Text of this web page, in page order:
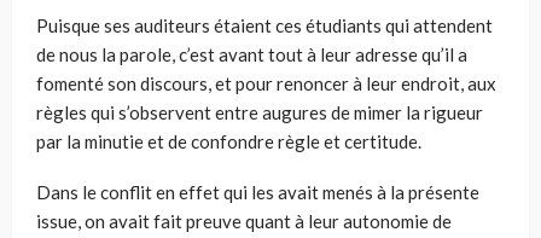
Puisque ses auditeurs étaient ces étudiants qui attendent
de nous la parole, c’est avant tout à leur adresse qu’il a
fomenté son discours, et pour renoncer à leur endroit, aux
règles qui s’observent entre augures de mimer la rigueur
par la minutie et de confondre règle et certitude.
Dans le conflit en effet qui les avait menés à la présente
issue, on avait fait preuve quant à leur autonomie de